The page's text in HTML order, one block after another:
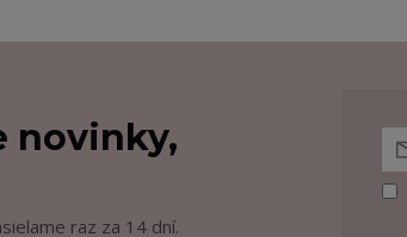
novinky,
raz za 14 dní.